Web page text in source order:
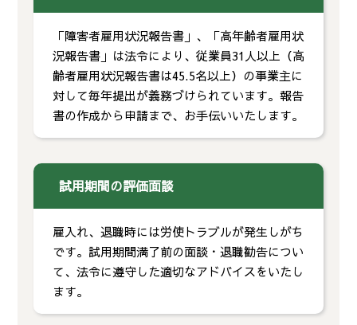
「障害者雇用状況報告書」、「高年齢者雇用状
況報告書」は法令により、従業員31人以上（高
齢者雇用状況報告書は45.5名以上）の事業主に
対して毎年提出が義務づけられています。報告
書の作成から申請まで、お手伝いいたします。
試用期間の評価面談
雇入れ、退職時には労使トラブルが発生しがち
です。試用期間満了前の面談・退職勧告につい
て、法令に遵守した適切なアドバイスをいたし
ます。